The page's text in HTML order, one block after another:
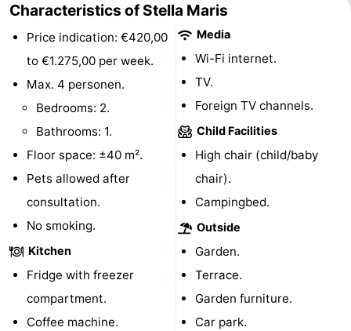
Indoor
playgrounds
-
Bowling
centres
Wellness
centers
Villages
Cities
Nature
Guided
tours
Sports
-
Swimming
pools
Cycling
Characteristics of Stella Maris
Price indication: €420,00
to €1.275,00 per week.
Max. 4 personen.
Bedrooms: 2.
Bathrooms: 1.
Floor space: ±40 m².
Pets allowed after
consultation.
No smoking.
Kitchen
Fridge with freezer
compartment.
Coffee machine.
Media
Wi-Fi internet.
TV.
Foreign TV channels.
Child Facilities
High chair (child/baby
chair).
Campingbed.
Outside
Garden.
Terrace.
Garden furniture.
Car park.